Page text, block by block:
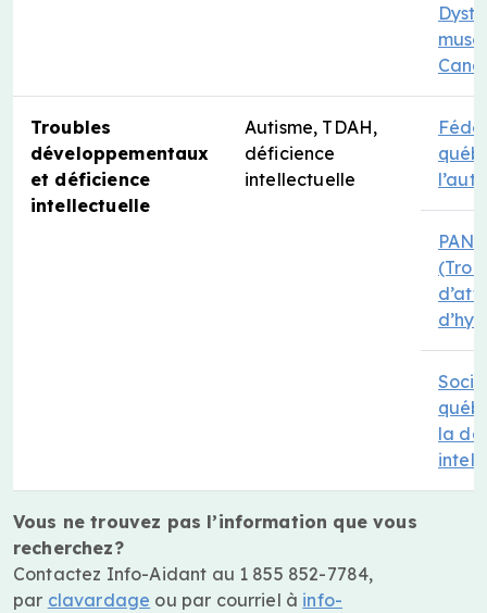
Troubles
développementaux
et déficience
intellectuelle
Autisme, TDAH,
déficience
intellectuelle
la
Vous ne trouvez pas l’information que vous
recherchez?
Contactez Info-Aidant au 1 855 852-7784,
par clavardage ou par courriel à info-